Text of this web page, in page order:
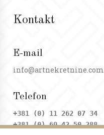
Kontakt
E-mail
info@artnekretnine.com
Telefon
+381 (0) 11 262 07 34
+381 (0) 69 42 50 288